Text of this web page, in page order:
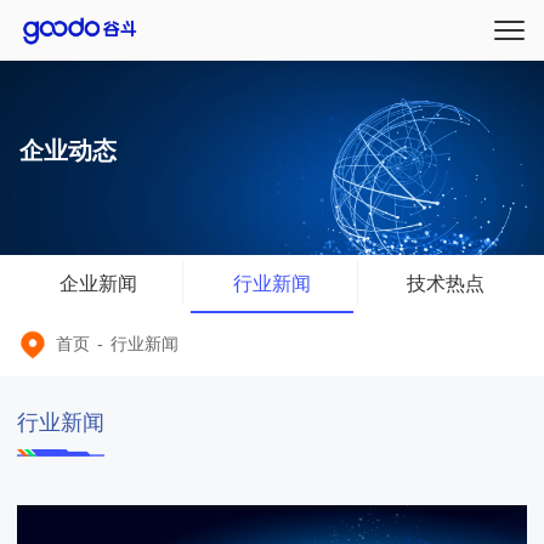
企业动态
企业新闻 行业新闻 技术热点
首页 - 行业新闻
行业新闻